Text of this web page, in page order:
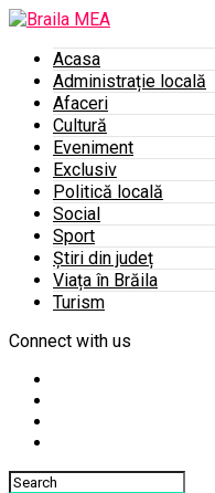
Acasa
Administrație locală
Afaceri
Cultură
Eveniment
Exclusiv
Politică locală
Social
Sport
Știri din județ
Viața în Brăila
Turism
Connect with us